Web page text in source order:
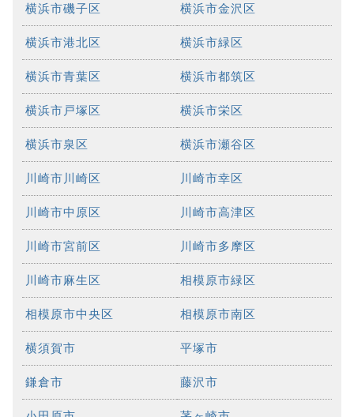
横浜市磯子区 横浜市金沢区
横浜市港北区 横浜市緑区
横浜市青葉区 横浜市都筑区
横浜市戸塚区 横浜市栄区
横浜市泉区 横浜市瀬谷区
川崎市川崎区 川崎市幸区
川崎市中原区 川崎市高津区
川崎市宮前区 川崎市多摩区
川崎市麻生区 相模原市緑区
相模原市中央区 相模原市南区
横須賀市 平塚市
鎌倉市 藤沢市